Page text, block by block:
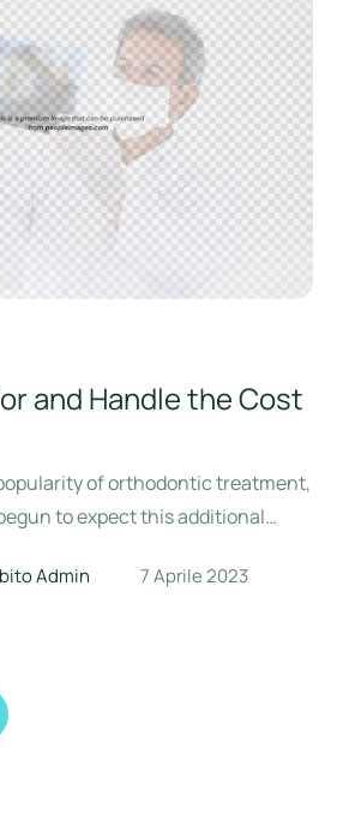
and Handle the Cost
of orthodontic treatment,
to expect this additional
Admin
7 Aprile 2023